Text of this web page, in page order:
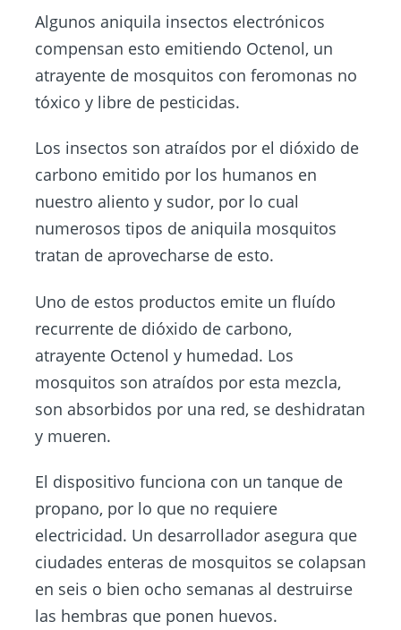
Algunos aniquila insectos electrónicos
compensan esto emitiendo Octenol, un
atrayente de mosquitos con feromonas no
tóxico y libre de pesticidas.
Los insectos son atraídos por el dióxido de
carbono emitido por los humanos en
nuestro aliento y sudor, por lo cual
numerosos tipos de aniquila mosquitos
tratan de aprovecharse de esto.
Uno de estos productos emite un fluído
recurrente de dióxido de carbono,
atrayente Octenol y humedad. Los
mosquitos son atraídos por esta mezcla,
son absorbidos por una red, se deshidratan
y mueren.
El dispositivo funciona con un tanque de
propano, por lo que no requiere
electricidad. Un desarrollador asegura que
ciudades enteras de mosquitos se colapsan
en seis o bien ocho semanas al destruirse
las hembras que ponen huevos.